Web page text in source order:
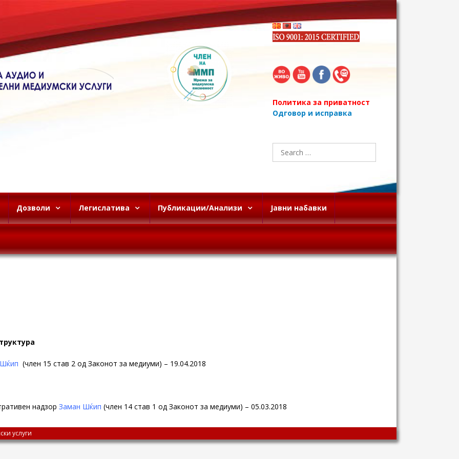
Политика за приватност
Одговор и исправка
Search
for:
Дозволи Легислатива Публикации/Анализи Јавни набавки
(член 15 став 2 од Законот за медиуми) – 19.04.2018
надзор Заман Шќип (член 14 став 1 од Законот за медиуми) – 05.03.2018
provides
услуги